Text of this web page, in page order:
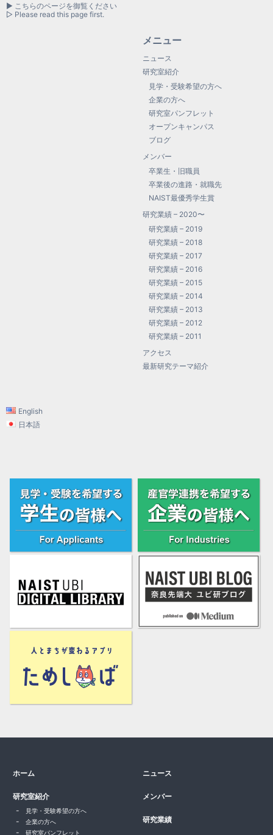
▶ こちらのページを御覧ください
▷ Please read this page first.
メニュー
ニュース
研究室紹介
見学・受験希望の方へ
企業の方へ
研究室パンフレット
オープンキャンパス
ブログ
メンバー
卒業生・旧職員
卒業後の進路・就職先
NAIST最優秀学生賞
研究業績 – 2020〜
研究業績 – 2019
研究業績 – 2018
研究業績 – 2017
研究業績 – 2016
研究業績 – 2015
研究業績 – 2014
研究業績 – 2013
研究業績 – 2012
研究業績 – 2011
アクセス
最新研究テーマ紹介
English
日本語
ホーム ニュース
研究室紹介
見学・受験希望の方へ
企業の方へ
研究室パンフレット
メンバー
研究業績